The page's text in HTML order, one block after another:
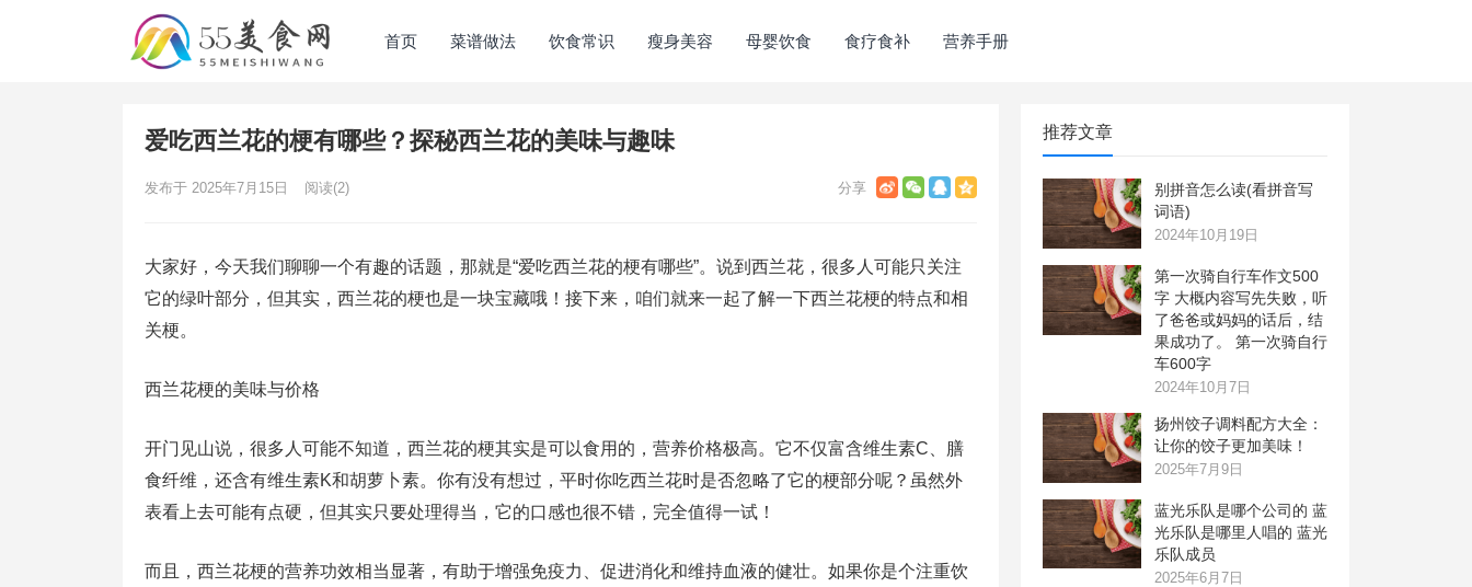
首页 菜谱做法 饮食常识 瘦身美容 母婴饮食 食疗食补 营养手册
爱吃西兰花的梗有哪些？探秘西兰花的美味与趣味
发布于 2025年7月15日 阅读(2)
大家好，今天我们聊聊一个有趣的话题，那就是“爱吃西兰花的梗有哪些”。说到西兰花，很多人可能只关注
它的绿叶部分，但其实，西兰花的梗也是一块宝藏哦！接下来，咱们就来一起了解一下西兰花梗的特点和相
关梗。
西兰花梗的美味与价格
开门见山说，很多人可能不知道，西兰花的梗其实是可以食用的，营养价格极高。它不仅富含维生素C、膳
食纤维，还含有维生素K和胡萝卜素。你有没有想过，平时你吃西兰花时是否忽略了它的梗部分呢？虽然外
表看上去可能有点硬，但其实只要处理得当，它的口感也很不错，完全值得一试！
而且，西兰花梗的营养功效相当显著，有助于增强免疫力、促进消化和维持血液的健壮。如果你是个注重饮
推荐文章
别拼音怎么读(看拼音写
词语)
2024年10月19日
第一次骑自行车作文500
字 大概内容写先失败，听
了爸爸或妈妈的话后，结
果成功了。 第一次骑自行
车600字
2024年10月7日
扬州饺子调料配方大全：
让你的饺子更加美味！
2025年7月9日
蓝光乐队是哪个公司的 蓝
光乐队是哪里人唱的 蓝光
乐队成员
2025年6月7日